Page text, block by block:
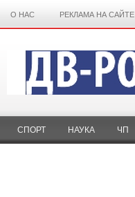
О НАС РЕКЛАМА НА САЙТЕ
СПОРТ НАУКА ЧП